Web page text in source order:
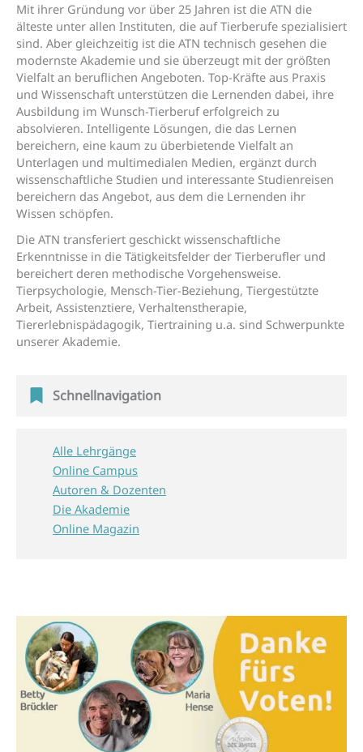
Mit ihrer Gründung vor über 25 Jahren ist die ATN die
älteste unter allen Instituten, die auf Tierberufe spezialisiert
sind. Aber gleichzeitig ist die ATN technisch gesehen die
modernste Akademie und sie überzeugt mit der größten
Vielfalt an beruflichen Angeboten. Top-Kräfte aus Praxis
und Wissenschaft unterstützen die Lernenden dabei, ihre
Ausbildung im Wunsch-Tierberuf erfolgreich zu
absolvieren. Intelligente Lösungen, die das Lernen
bereichern, eine kaum zu überbietende Vielfalt an
Unterlagen und multimedialen Medien, ergänzt durch
wissenschaftliche Studien und interessante Studienreisen
bereichern das Angebot, aus dem die Lernenden ihr
Wissen schöpfen.
Die ATN transferiert geschickt wissenschaftliche
Erkenntnisse in die Tätigkeitsfelder der Tierberufler und
bereichert deren methodische Vorgehensweise.
Tierpsychologie, Mensch-Tier-Beziehung, Tiergestützte
Arbeit, Assistenztiere, Verhaltenstherapie,
Tiererlebnispädagogik, Tiertraining u.a. sind Schwerpunkte
unserer Akademie.
Schnellnavigation
Alle Lehrgänge
Online Campus
Autoren & Dozenten
Die Akademie
Online Magazin